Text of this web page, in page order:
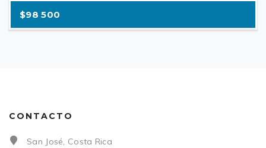
$98 500
CONTACTO
San José, Costa Rica